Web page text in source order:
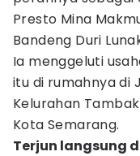
Presto Mina
Bandeng Duri
Ia menggeluti
itu di rumahnya di
Kelurahan
Kota Semarang.
Terjun langsung